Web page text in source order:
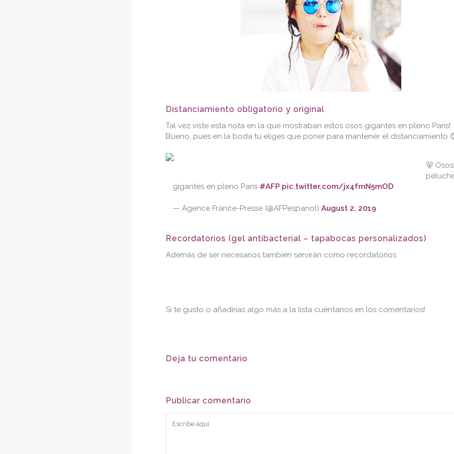
Distanciamiento obligatorio y original
Tal vez viste esta nota en la que mostraban estos osos gigantes en pleno París!
Bueno, pues en la boda tu eliges que poner para mantener el distanciamiento
🐻
gigantes en pleno París #AFP pic.twitter.com/jx4fmN5mOD
— Agence France-Presse (@AFPespanol) August 2, 2019
Recordatorios (gel antibacterial – tapabocas personalizados)
Además de ser necesarios también servirán como recordatorios.
Si te gusto o añadirías algo más a la lista cuéntanos en los comentarios!
Deja tu comentario
Publicar comentario